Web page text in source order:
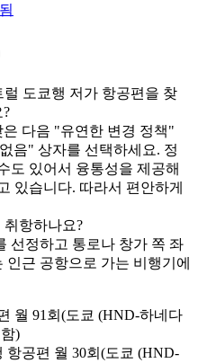
도쿄행 저가 항공편을 찾
다음 "유연한 변경 정책"
음" 상자를 선택하세요. 정
도 있어서 융통성을 제공해
있습니다. 따라서 편안하게
항하나요?
선정하고 통로나 창가 쪽 좌
근 공항으로 가는 비행기에
월 91회(도쿄 (HND-하네다
)
항공편 월 30회(도쿄 (HND-